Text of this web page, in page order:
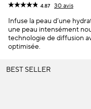
Masques & Exfoliants
Rougeurs
Hydratation
Éclat Sublime
Intral
TOUS LES SOINS
Voir tout
4.87 30 avis
Infuse la peau d’une
une peau intensément
technologie de diffusion
optimisée.
BEST SELLER